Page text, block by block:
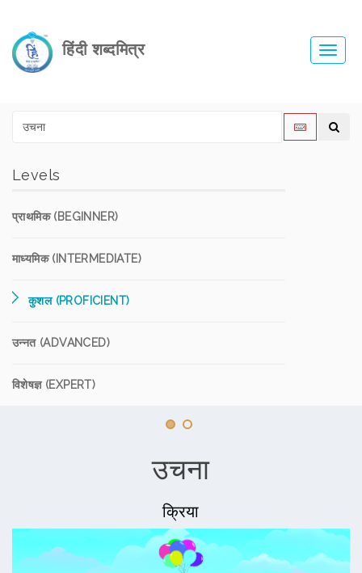
हिंदी शब्दमित्र
Levels
प्राथमिक (BEGINNER)
माध्यमिक (INTERMEDIATE)
कुशल (PROFICIENT)
उन्नत (ADVANCED)
विशेषज्ञ (EXPERT)
उचना
क्रिया